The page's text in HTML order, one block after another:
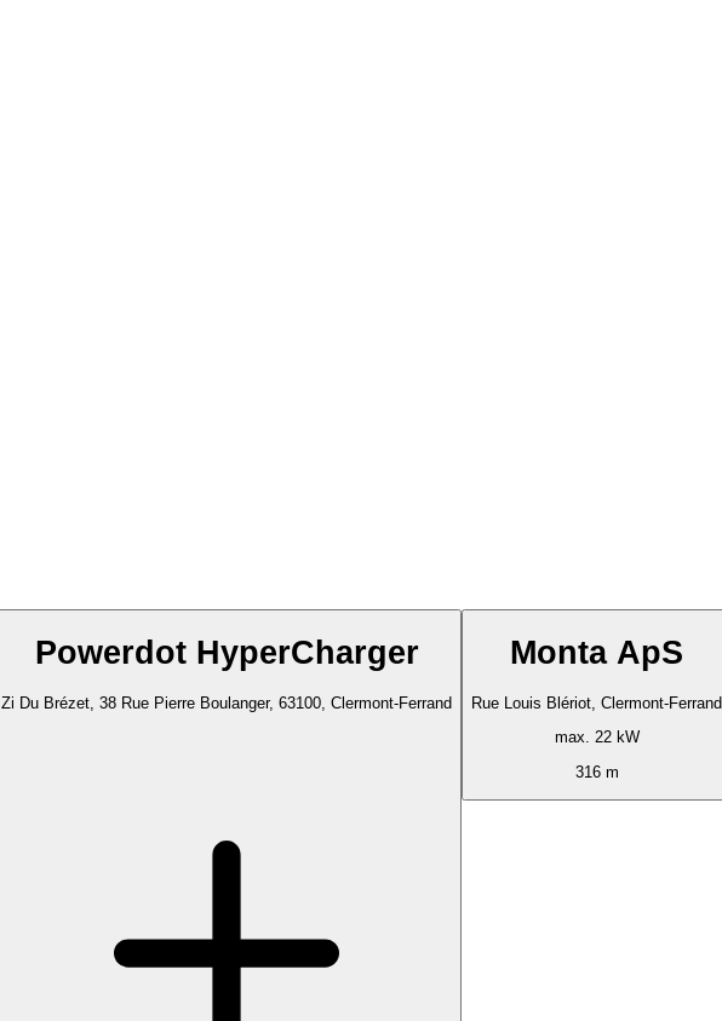
Powerdot HyperCharger
Zi Du Brézet, 38 Rue Pierre Boulanger, 63100, Clermont-Ferrand
Monta ApS
Rue Louis Blériot, Clermont-Ferrand
max. 22 kW
316 m